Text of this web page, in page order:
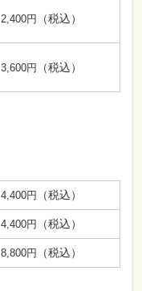
2,400円 （税込）
3,600円 （税込）
4,400円 （税込）
4,400円 （税込）
8,800円 （税込）